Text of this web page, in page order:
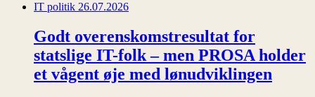
IT politik 26.07.2026
Godt overenskomstresultat for
statslige IT-folk – men PROSA holder
et vågent øje med lønudviklingen